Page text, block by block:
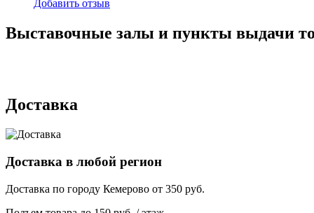
Добавить отзыв
Выставочные залы и пункты выдачи
Доставка
Доставка в любой регион
Доставка по городу Кемерово от 350 руб.